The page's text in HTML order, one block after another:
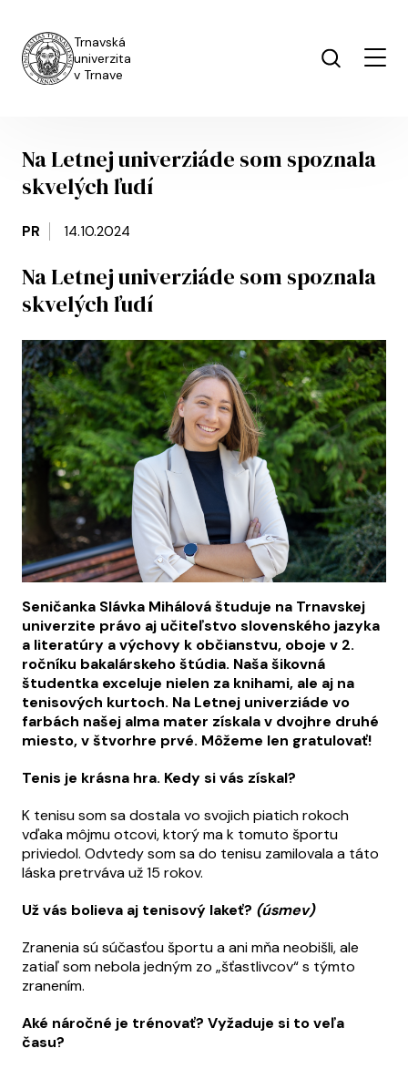
Trnavská
univerzita
v Trnave
Na Letnej univerziáde som spoznala
skvelých ľudí
PR 14.10.2024
Na Letnej univerziáde som spoznala
skvelých ľudí
Seničanka Slávka Mihálová študuje na Trnavskej
univerzite právo aj učiteľstvo slovenského jazyka
a literatúry a výchovy k občianstvu, oboje v 2.
ročníku bakalárskeho štúdia. Naša šikovná
študentka exceluje nielen za knihami, ale aj na
tenisových kurtoch. Na Letnej univerziáde vo
farbách našej alma mater získala v dvojhre druhé
miesto, v štvorhre prvé. Môžeme len gratulovať!
Tenis je krásna hra. Kedy si vás získal?
K tenisu som sa dostala vo svojich piatich rokoch
vďaka môjmu otcovi, ktorý ma k tomuto športu
priviedol. Odvtedy som sa do tenisu zamilovala a táto
láska pretrváva už 15 rokov.
Už vás bolieva aj tenisový lakeť? (úsmev)
Zranenia sú súčasťou športu a ani mňa neobišli, ale
zatiaľ som nebola jedným zo „šťastlivcov“ s týmto
zranením.
Aké náročné je trénovať? Vyžaduje si to veľa
času?